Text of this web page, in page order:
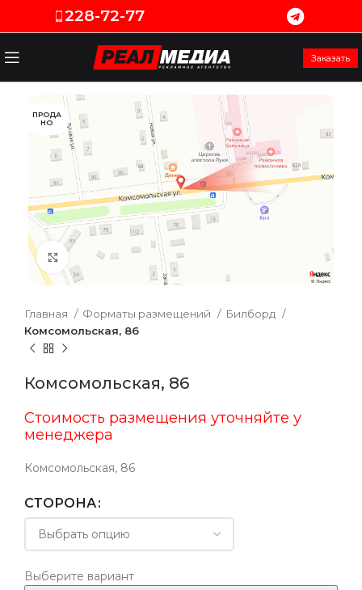
228-72-77
Заказать
ПРОДА
НО
Увеличить
Главная Форматы размещений
Билборд
Комсомольская, 86
Комсомольская, 86
Стоимость размещения уточняйте у
менеджера
Комсомольская, 86
СТОРОНА
Выберите вариант